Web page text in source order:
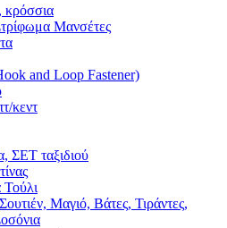
κρόσσια
Μανσέτες
and Loop Fastener)
κεντ
ΣΕΤ ταξιδιού
Μαγιό, Βάτες, Τιράντες,